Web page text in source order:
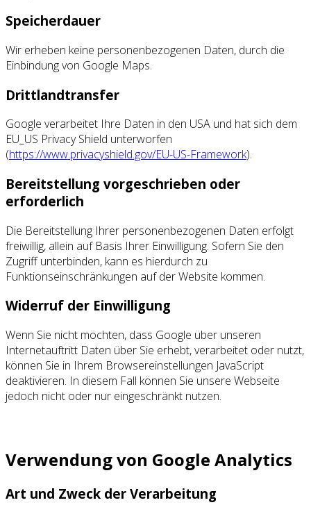
Speicherdauer
Wir erheben keine personenbezogenen Daten, durch die
Einbindung von Google Maps.
Drittlandtransfer
Google verarbeitet Ihre Daten in den USA und hat sich dem
EU_US Privacy Shield unterworfen
(https://www.privacyshield.gov/EU-US-Framework).
Bereitstellung vorgeschrieben oder
erforderlich
Die Bereitstellung Ihrer personenbezogenen Daten erfolgt
freiwillig, allein auf Basis Ihrer Einwilligung. Sofern Sie den
Zugriff unterbinden, kann es hierdurch zu
Funktionseinschränkungen auf der Website kommen.
Widerruf der Einwilligung
Wenn Sie nicht möchten, dass Google über unseren
Internetauftritt Daten über Sie erhebt, verarbeitet oder nutzt,
können Sie in Ihrem Browsereinstellungen JavaScript
deaktivieren. In diesem Fall können Sie unsere Webseite
jedoch nicht oder nur eingeschränkt nutzen.
Verwendung von Google Analytics
Art und Zweck der Verarbeitung